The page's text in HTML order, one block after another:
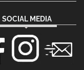
SOCIAL MEDIA